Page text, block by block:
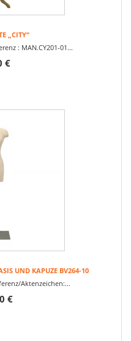
„CITY“
: MAN.CY201-01...
€
UND KAPUZE BV264-10
Aktenzeichen:...
€